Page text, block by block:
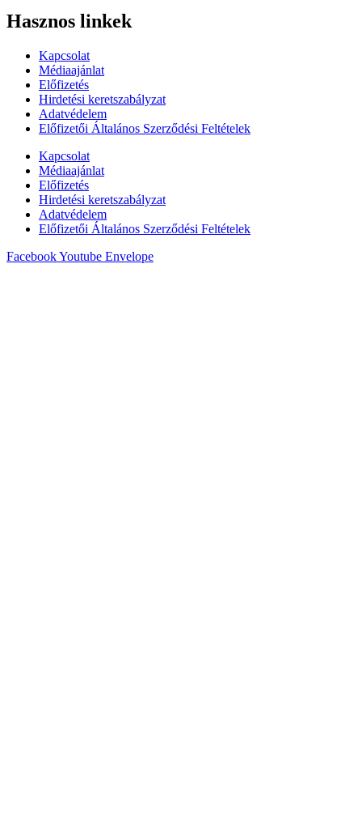
Hasznos linkek
Kapcsolat
Médiaajánlat
Előfizetés
Hirdetési keretszabályzat
Adatvédelem
Előfizetői Általános Szerződési Feltételek
Kapcsolat
Médiaajánlat
Előfizetés
Hirdetési keretszabályzat
Adatvédelem
Előfizetői Általános Szerződési Feltételek
FacebookYoutube Envelope